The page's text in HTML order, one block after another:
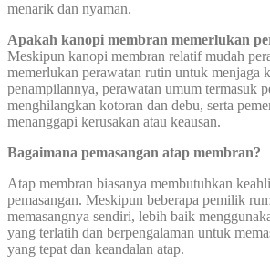
menarik dan nyaman.
Apakah kanopi membran memerlukan
Meskipun kanopi membran relatif mudah
memerlukan perawatan rutin untuk menjaga
penampilannya, perawatan umum termasuk
menghilangkan kotoran dan debu, serta
menanggapi kerusakan atau keausan.
Bagaimana pemasangan atap membran?
Atap membran biasanya membutuhkan
pemasangan. Meskipun beberapa pemilik
memasangnya sendiri, lebih baik
yang terlatih dan berpengalaman untuk
yang tepat dan keandalan atap.